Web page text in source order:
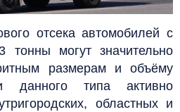
отсека автомобилей с
тонны могут значительно
размерам и объёму
данного типа активно
областных и